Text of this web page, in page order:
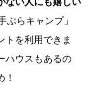
ぶらキャンプ」
トを利用できま
ハウスもあるの